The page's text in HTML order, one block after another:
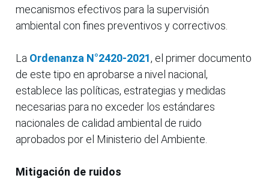
mecanismos efectivos para la supervisión
ambiental con fines preventivos y correctivos.
La Ordenanza N°2420-2021, el primer documento
de este tipo en aprobarse a nivel nacional,
establece las políticas, estrategias y medidas
necesarias para no exceder los estándares
nacionales de calidad ambiental de ruido
aprobados por el Ministerio del Ambiente.
Mitigación de ruidos